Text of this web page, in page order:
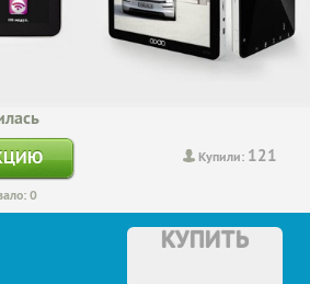
Купили: 121
0
КУПИТЬ